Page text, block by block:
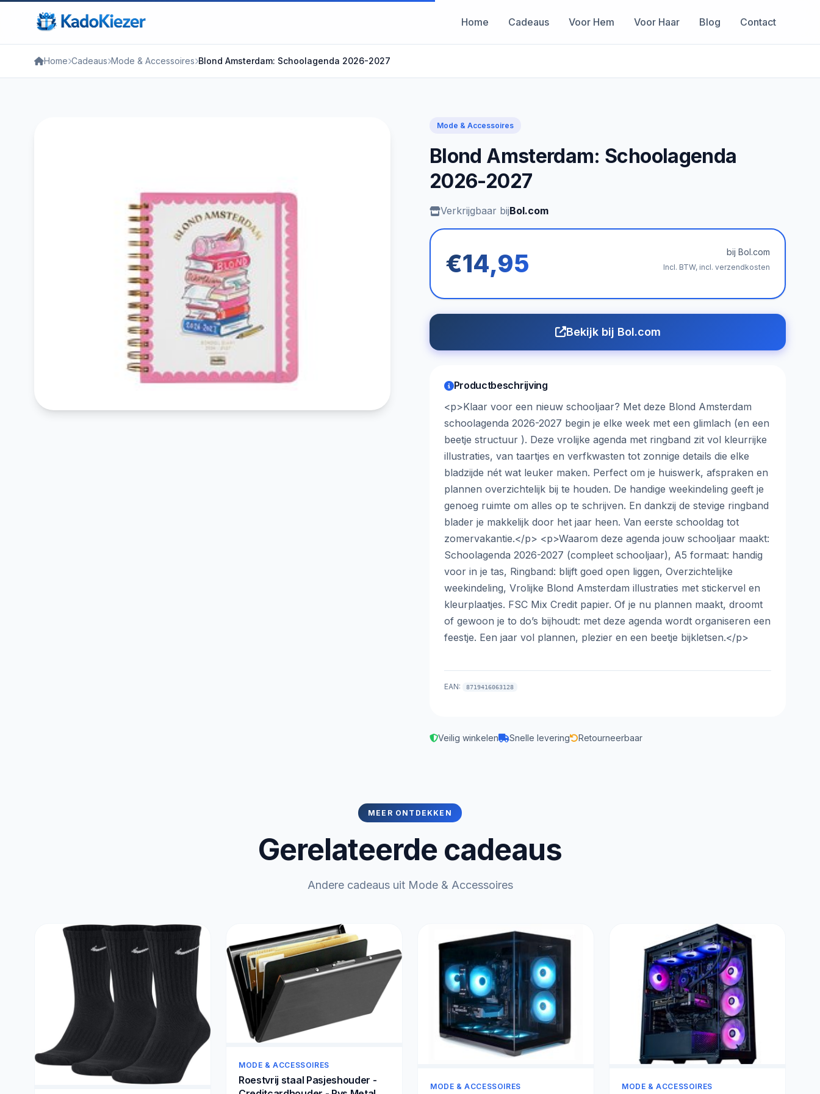
Home Cadeaus Voor Hem Voor Haar Blog Contact
Home Cadeaus Mode & Accessoires Blond Amsterdam: Schoolagenda 2026-2027
Mode & Accessoires
Blond Amsterdam: Schoolagenda
2026-2027
Verkrijgbaar bijBol.com
€14,95 bij Bol.com
Incl. BTW, incl. verzendkosten
Bekijk bij Bol.com
Productbeschrijving
<p>Klaar voor een nieuw schooljaar? Met deze Blond Amsterdam
schoolagenda 2026-2027 begin je elke week met een glimlach (en een
beetje structuur ). Deze vrolijke agenda met ringband zit vol kleurrijke
illustraties, van taartjes en verfkwasten tot zonnige details die elke
bladzijde nét wat leuker maken. Perfect om je huiswerk, afspraken en
plannen overzichtelijk bij te houden. De handige weekindeling geeft je
genoeg ruimte om alles op te schrijven. En dankzij de stevige ringband
blader je makkelijk door het jaar heen. Van eerste schooldag tot
zomervakantie.</p> <p>Waarom deze agenda jouw schooljaar maakt:
Schoolagenda 2026-2027 (compleet schooljaar), A5 formaat: handig
voor in je tas, Ringband: blijft goed open liggen, Overzichtelijke
weekindeling, Vrolijke Blond Amsterdam illustraties met stickervel en
kleurplaatjes. FSC Mix Credit papier. Of je nu plannen maakt, droomt
of gewoon je to do’s bijhoudt: met deze agenda wordt organiseren een
feestje. Een jaar vol plannen, plezier en een beetje bijkletsen.</p>
EAN: 8719416063128
Veilig winkelen Snelle levering Retourneerbaar
MEER ONTDEKKEN
Gerelateerde cadeaus
Andere cadeaus uit Mode & Accessoires
MODE & ACCESSOIRES
Roestvrij staal Pasjeshouder -
MODE & ACCESSOIRES MODE & ACCESSOIRES